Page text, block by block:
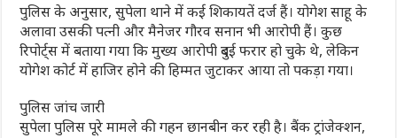
पुलिस के अनुसार, सुपेला थाने में कई शिकायतें दर्ज हैं। योगेश साहू के
अलावा उसकी पत्नी और मैनेजर गौरव सनान भी आरोपी हैं। कुछ
रिपोर्ट्स में बताया गया कि मुख्य आरोपी दुबई फरार हो चुके थे, लेकिन
योगेश कोर्ट में हाजिर होने की हिम्मत जुटाकर आया तो पकड़ा गया।
पुलिस जांच जारी
सुपेला पुलिस पूरे मामले की गहन छानबीन कर रही है। बैंक ट्रांजेक्शन,